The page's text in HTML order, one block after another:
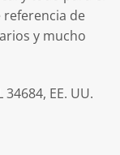
de
y mucho
EE. UU.